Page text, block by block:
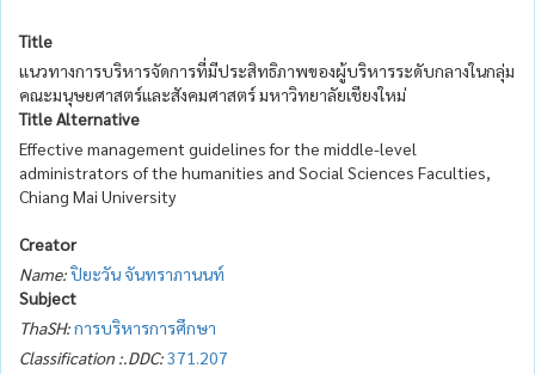
Title
แนวทางการบริหารจัดการที่มีประสิทธิภาพของผู้บริหารระดับกลางในกลุ่ม
คณะมนุษยศาสตร์และสังคมศาสตร์ มหาวิทยาลัยเชียงใหม่
Title Alternative
Effective management guidelines for the middle-level
administrators of the humanities and Social Sciences Faculties,
Chiang Mai University
Creator
Name:ปิยะวัน จันทราภานนท์
Subject
ThaSH:การบริหารการศึกษา
Classification :.DDC:371.207